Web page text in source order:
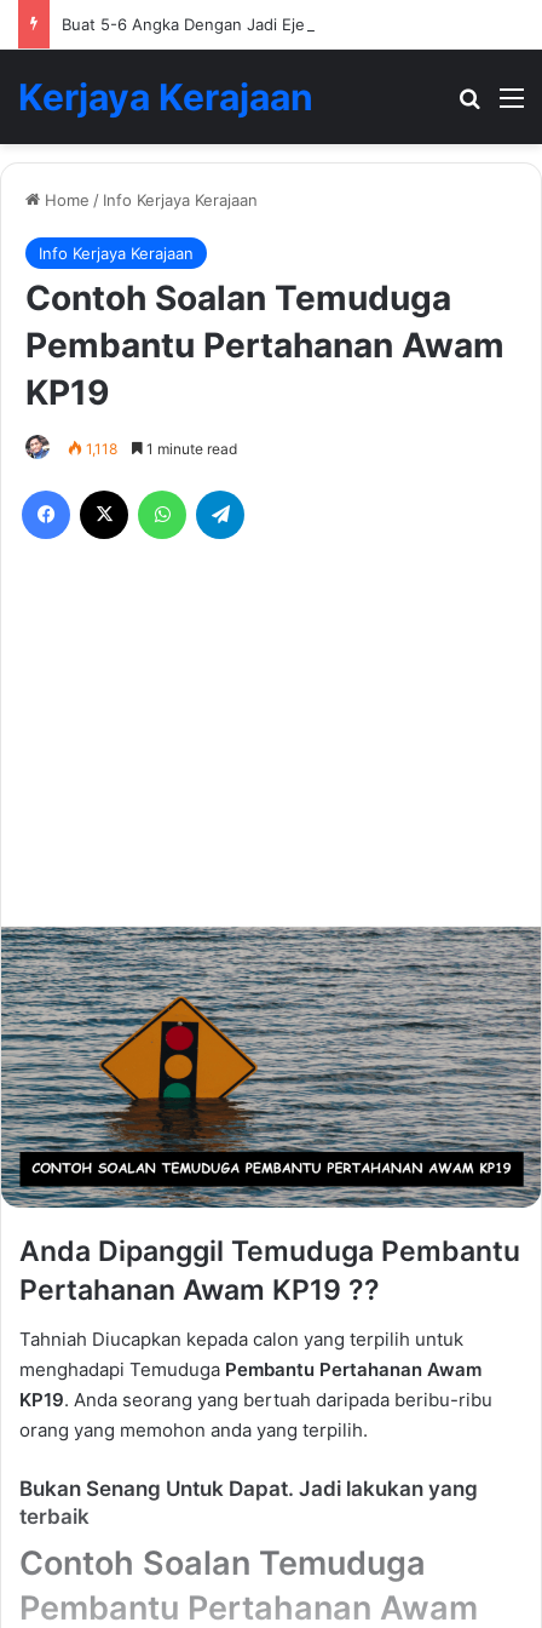
Buat 5-6 Angka Dengan Jadi Ejen Hartanah
Kerjaya Kerajaan
Home / Info Kerjaya Kerajaan
Info Kerjaya Kerajaan
Contoh Soalan Temuduga
Pembantu Pertahanan Awam
KP19
1,118 1 minute read
Facebook WhatsApp
Anda Dipanggil Temuduga Pembantu
Pertahanan Awam KP19 ??
Tahniah Diucapkan kepada calon yang terpilih untuk
menghadapi Temuduga Pembantu Pertahanan Awam
KP19. Anda seorang yang bertuah daripada beribu-ribu
orang yang memohon anda yang terpilih.
Bukan Senang Untuk Dapat. Jadi lakukan yang
terbaik
Contoh Soalan Temuduga
Pembantu Pertahanan Awam